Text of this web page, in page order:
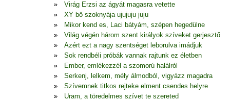
Virág Erzsi az ágyát magasra vetette
XY bő szoknyája ujujuju juju
Mikor kend es, Laci bátyám, szépen hegedülne
Világ végén három szent királyok szíveket gerjesztő
Azért ezt a nagy szentséget leborulva imádjuk
Sok rendbéli próbák vannak rajtunk ez életben
Ember, emlékezzél a szomorú halálról
Serkenj, lelkem, mély álmodból, vigyázz magadra
Szívemnek titkos rejteke elment csendes helyre
Uram, a töredelmes szívet te szereted